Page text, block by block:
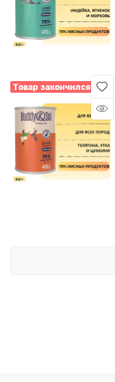
Товар закончился